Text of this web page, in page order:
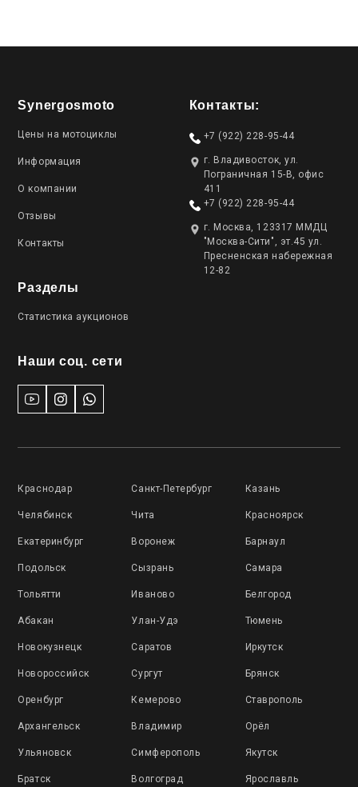
Synergosmoto
Цены на мотоциклы
Информация
О компании
Отзывы
Контакты
Разделы
Статистика аукционов
Наши соц. сети
Контакты:
+7 (922) 228-95-44
г. Владивосток, ул.
Пограничная 15-В, офис
411
+7 (922) 228-95-44
г. Москва, 123317 ММДЦ
"Москва-Сити", эт.45 ул.
Пресненская набережная
12-82
Краснодар Санкт-Петербург Казань
Челябинск Чита Красноярск
Екатеринбург Воронеж Барнаул
Подольск Сызрань Самара
Тольятти Иваново Белгород
Абакан Улан-Удэ Тюмень
Новокузнецк Саратов Иркутск
Новороссийск Сургут Брянск
Оренбург Кемерово Ставрополь
Архангельск Владимир Орёл
Ульяновск Симферополь Якутск
Братск Волгоград Ярославль